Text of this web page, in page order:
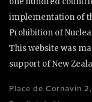
implementation of
Prohibition of
This website was
support of New
Place de Cornavin